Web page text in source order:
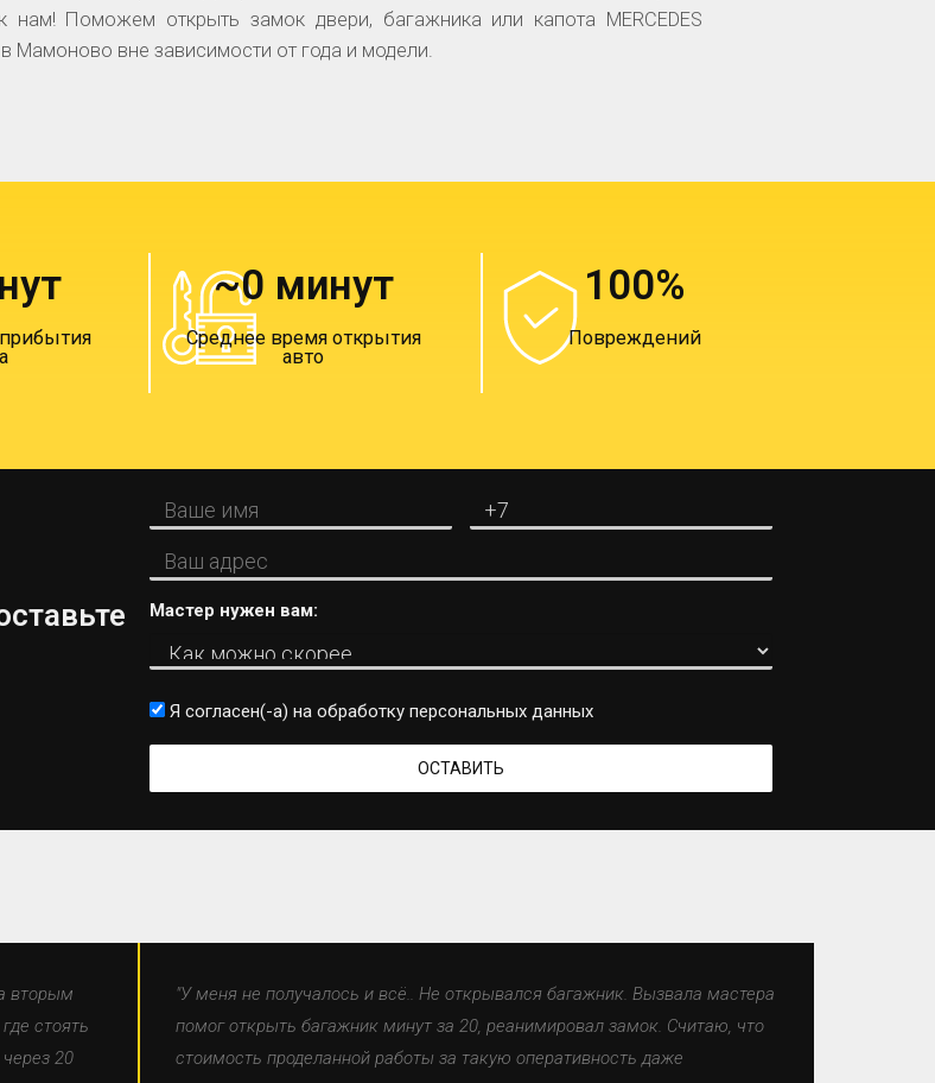
нам! Поможем открыть замок двери, багажника или капота MERCEDES
Мамоново вне зависимости от года и модели.
~0 минут
Среднее время открытия
авто
100%
Повреждений
Мастер нужен вам:
Я согласен(-а) на обработку персональных данных
вторым
стоять
20
"У меня не получалось и всё.. Не открывался багажник. Вызвала мастера
помог открыть багажник минут за 20, реанимировал замок. Считаю, что
стоимость проделанной работы за такую оперативность даже